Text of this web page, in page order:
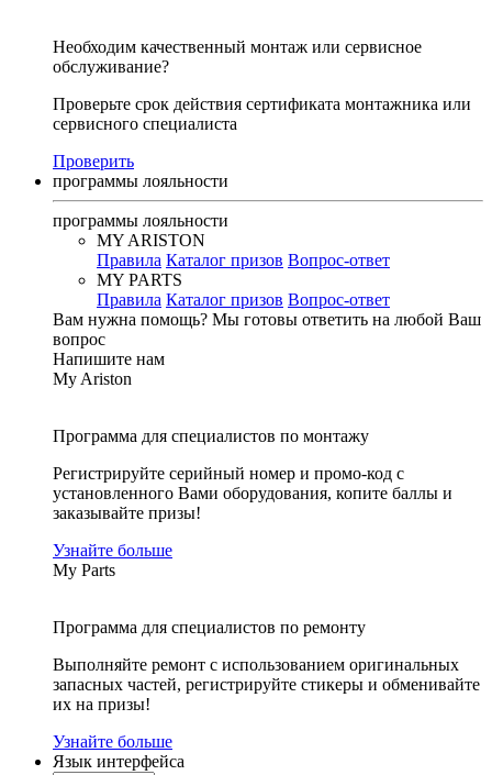
Необходим качественный монтаж или сервисное
обслуживание?
Проверьте срок действия сертификата монтажника или
сервисного специалиста
Проверить
программы лояльности
программы лояльности
MY ARISTON
Правила Каталог призов Вопрос-ответ
MY PARTS
Правила Каталог призов Вопрос-ответ
Вам нужна помощь? Мы готовы ответить на любой Ваш
вопрос
Напишите нам
My Ariston
Программа для специалистов по монтажу
Регистрируйте серийный номер и промо-код с
установленного Вами оборудования, копите баллы и
заказывайте призы!
Узнайте больше
My Parts
Программа для специалистов по ремонту
Выполняйте ремонт с использованием оригинальных
запасных частей, регистрируйте стикеры и обменивайте
их на призы!
Узнайте больше
Язык интерфейса